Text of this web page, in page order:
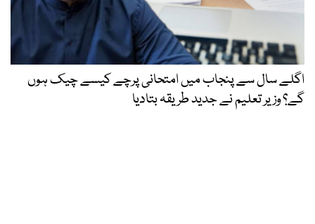
اگلے سال سے پنجاب میں امتحانی پرچے کیسے چیک ہوں
گے؟ وزیر تعلیم نے جدید طریقہ بتادیا